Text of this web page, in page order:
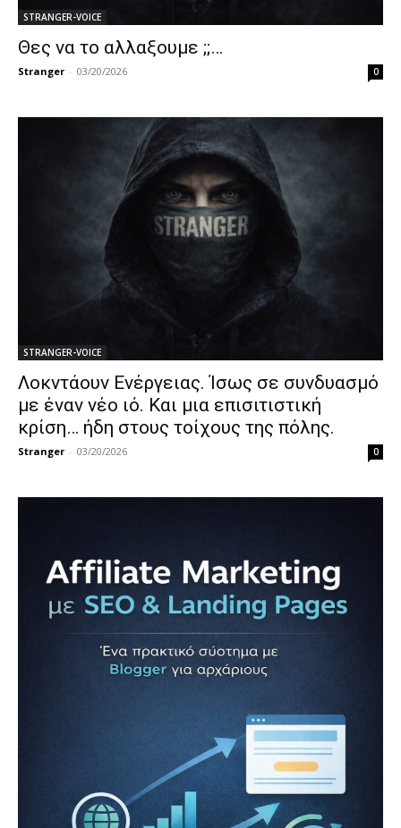
STRANGER-VOICE
Θες να το αλλαξουμε ;;…
Stranger - 03/20/2026 0
STRANGER-VOICE
Λοκντάουν Ενέργειας. Ίσως σε συνδυασμό
με έναν νέο ιό. Και μια επισιτιστική
κρίση… ήδη στους τοίχους της πόλης.
Stranger - 03/20/2026 0